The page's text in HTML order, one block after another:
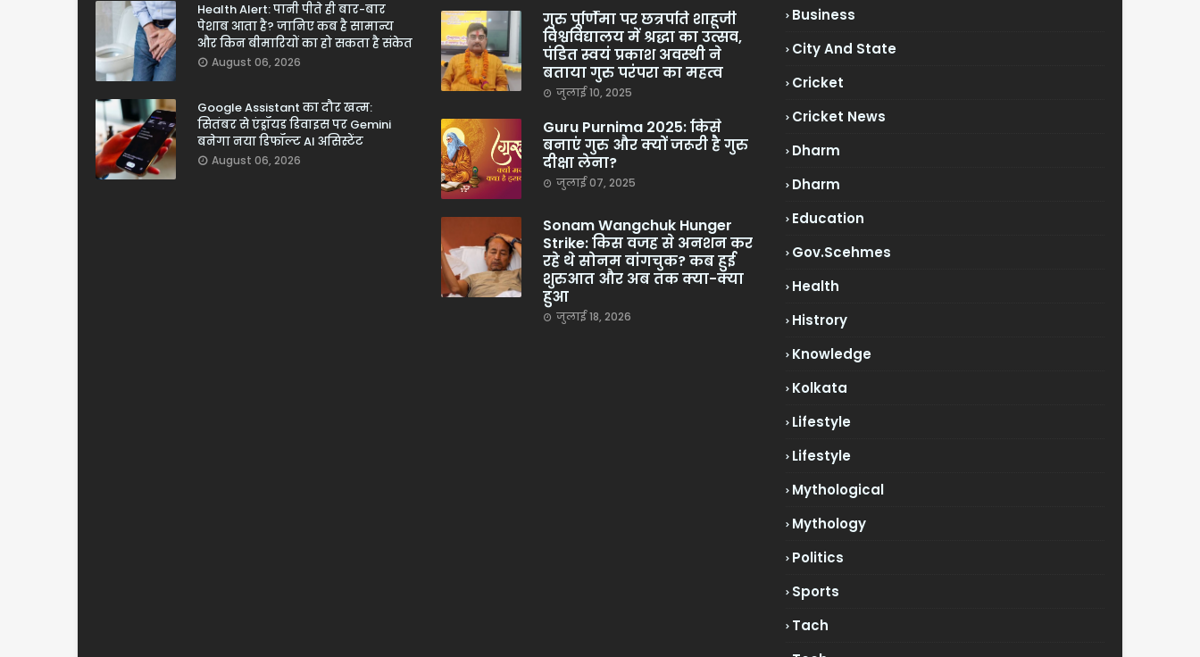
Health Alert: पानी पीते ही बार-बार
पेशाब आता है? जानिए कब है सामान्य
और किन बीमारियों का हो सकता है संकेत
August 06, 2026
Google Assistant का दौर खत्म:
सितंबर से एंड्रॉयड डिवाइस पर Gemini
बनेगा नया डिफॉल्ट AI असिस्टेंट
August 06, 2026
गुरु पूर्णिमा पर छत्रपति शाहूजी
विश्वविद्यालय में श्रद्धा का उत्सव,
पंडित स्वयं प्रकाश अवस्थी ने
बताया गुरु परंपरा का महत्व
जुलाई 10, 2025
Guru Purnima 2025: किसे
बनाएं गुरु और क्यों जरूरी है गुरु
दीक्षा लेना?
जुलाई 07, 2025
Sonam Wangchuk Hunger
Strike: किस वजह से अनशन कर
रहे थे सोनम वांगचुक? कब हुई
शुरुआत और अब तक क्या-क्या
हुआ
जुलाई 18, 2026
Business
City And State
Cricket
Cricket News
Dharm
Dharm
Education
Gov.scehmes
Health
Histrory
Knowledge
Kolkata
Lifestyle
Lifestyle
Mythological
Mythology
Politics
Sports
Tach